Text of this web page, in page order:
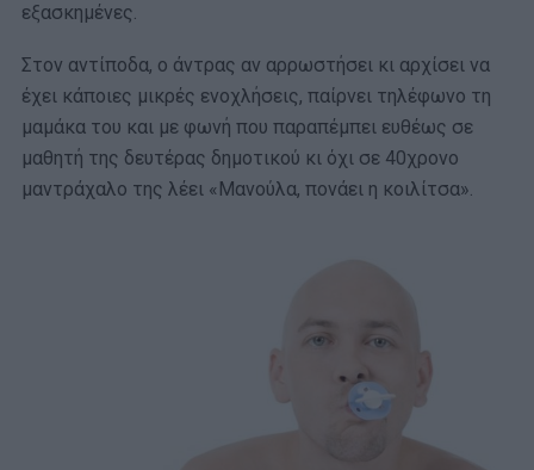
εξασκημένες.
Στον αντίποδα, ο άντρας αν αρρωστήσει κι αρχίσει να
έχει κάποιες μικρές ενοχλήσεις, παίρνει τηλέφωνο τη
μαμάκα του και με φωνή που παραπέμπει ευθέως σε
μαθητή της δευτέρας δημοτικού κι όχι σε 40χρονο
μαντράχαλο της λέει «Μανούλα, πονάει η κοιλίτσα».